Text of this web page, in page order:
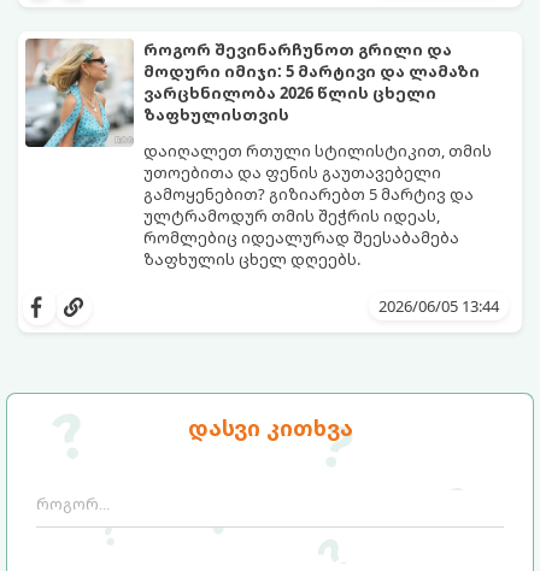
დასვი კითხვა
კომფორტულად იგრძნოთ. გაიგეთ,
რომელი საცურაო კოსტიუმები იქნება 2026
წლის ზაფხულის მთავარი ჰიტი:
როგორ შევინარჩუნოთ გრილი და
მოდური იმიჯი: 5 მარტივი და ლამაზი
ვარცხნილობა 2026 წლის ცხელი
ზაფხულისთვის
დაიღალეთ რთული სტილისტიკით, თმის
უთოებითა და ფენის გაუთავებელი
გამოყენებით? გიზიარებთ 5 მარტივ და
ულტრამოდურ თმის შეჭრის იდეას,
რომლებიც იდეალურად შეესაბამება
ზაფხულის ცხელ დღეებს.
სცდება, ხოლო ჰაერის ტენიანობა პიკს
თმის დახვევაზე, ფენთან ბრძოლაში
მიწებებულ წინამოს ეჩხუბოთ.
ზაფხულში მაქსიმალურ კომფორტსა და
გრილ განწყობას შეგინარჩუნებთ:
2026/06/05 13:44